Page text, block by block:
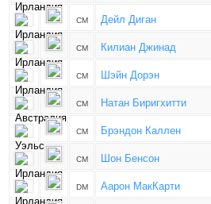
CM Дейл Диган
CM Килиан Джинад
CM Шэйн Дорэн
CM Натан Биригхитти
CM Брэндон Каллен
CM Шон Бенсон
DM Аарон МакКарти